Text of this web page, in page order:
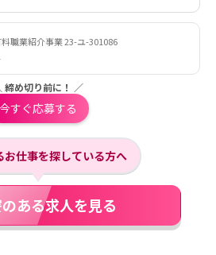
職業紹介事業 23-ユ-301086
締め切り前に！ ／
今すぐ応募する
お仕事を探している方へ
ある求人を見る